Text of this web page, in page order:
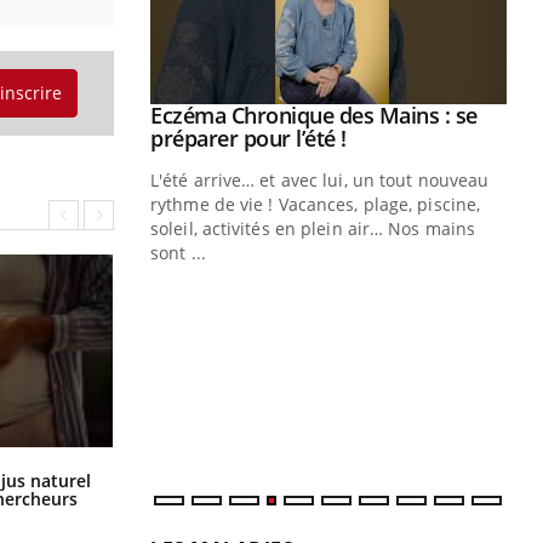
jus naturel
vacances ?
: et si on
chez les
les soignants.
Youtube
Eczéma Chronique des Mains : se
préparer pour l’été !Youtube
L'été arrive… et avec lui, un tout nouveau
rythme de vie ! Vacances, plage, piscine,
soleil, activités en plein air… Nos mains
sont ...